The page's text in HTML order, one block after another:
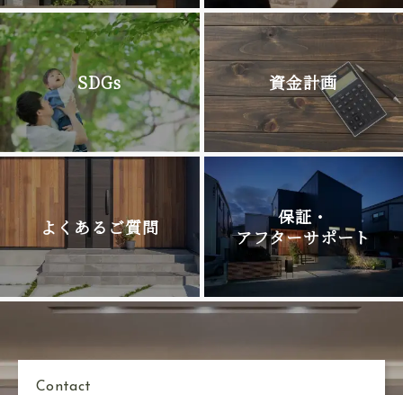
SDGs 資金計画
よくあるご質問
保証・
アフターサポート
Contact